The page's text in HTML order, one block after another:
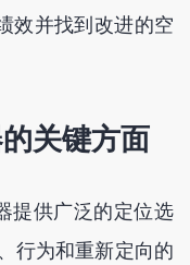
效并找到改进的空
关键方面
提供广泛的定位选
行为和重新定向的